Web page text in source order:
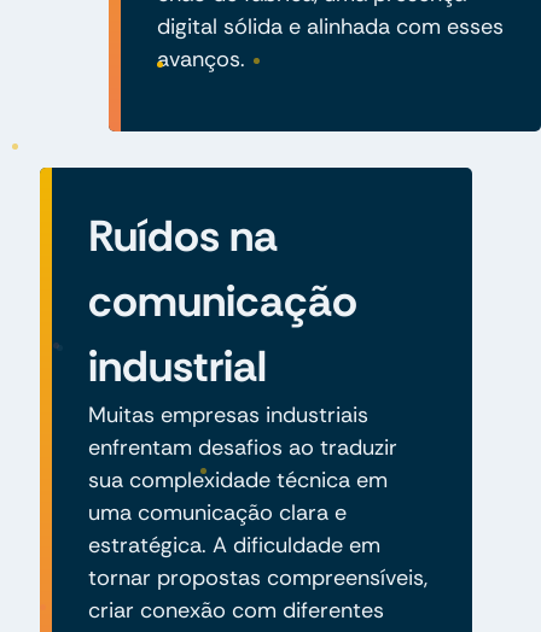
digital sólida e alinhada com esses
avanços.
Ruídos na
comunicação
industrial
Muitas empresas industriais
enfrentam desafios ao traduzir
sua complexidade técnica em
uma comunicação clara e
estratégica. A dificuldade em
tornar propostas compreensíveis,
criar conexão com diferentes